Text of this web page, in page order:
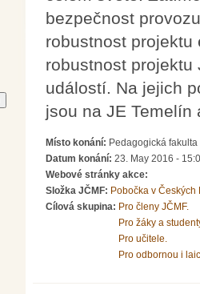
bezpečnost
robustnost
robustnost
událostí. Na jejich
jsou na JE Temelín
Místo konání: Pedagogická
Datum konání: 23. May 2016 -
Webové stránky akce:
Složka JČMF: Pobočka v Českých
Cílová skupina: Pro členy JČMF.
Pro žáky a
Pro učitele.
Pro odbornou i